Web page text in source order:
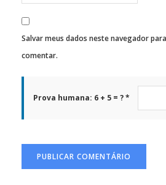
Salvar meus dados neste navegador
comentar.
Prova humana: 6 + 5 = ? *